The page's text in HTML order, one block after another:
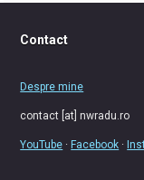
Contact
Despre mine
contact [at] nwradu.ro
YouTube ·Facebook ·